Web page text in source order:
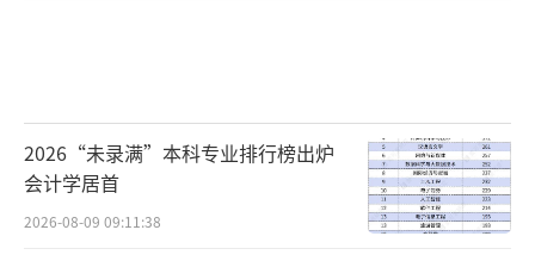
2026“未录满”本科专业排行榜出炉
会计学居首
2026-08-09 09:11:38